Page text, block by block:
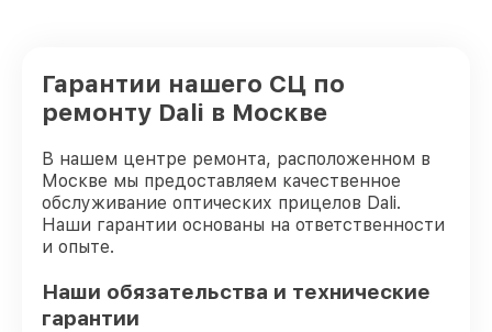
Гарантии нашего СЦ по
ремонту Dali в Москве
В нашем центре ремонта, расположенном в
Москве мы предоставляем качественное
обслуживание оптических прицелов Dali.
Наши гарантии основаны на ответственности
и опыте.
Наши обязательства и технические
гарантии